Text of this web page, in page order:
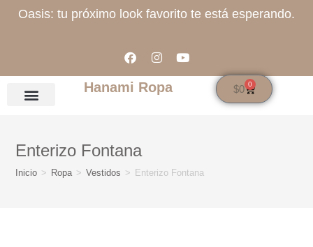
Oasis: tu próximo look favorito te está esperando.
Hanami Ropa $0 0
Enterizo Fontana
Inicio > Ropa > Vestidos > Enterizo Fontana